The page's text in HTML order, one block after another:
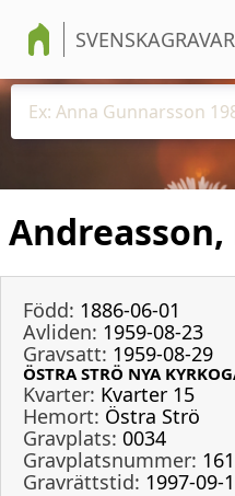
SVENSKAGRAVAR
Andreasson,
Född: 1886-06-01
Avliden: 1959-08-23
Gravsatt: 1959-08-29
ÖSTRA STRÖ NYA
Kvarter: Kvarter 15
Hemort: Östra Strö
Gravplats: 0034
Gravplatsnummer:
Gravrättstid: 1997-09-